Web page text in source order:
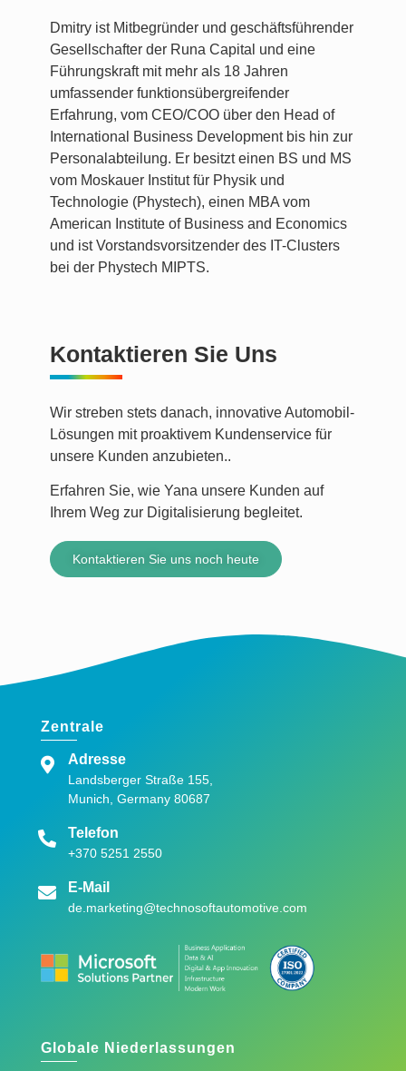
Dmitry ist Mitbegründer und geschäftsführender
Gesellschafter der Runa Capital und eine
Führungskraft mit mehr als 18 Jahren
umfassender funktionsübergreifender
Erfahrung, vom CEO/COO über den Head of
International Business Development bis hin zur
Personalabteilung. Er besitzt einen BS und MS
vom Moskauer Institut für Physik und
Technologie (Phystech), einen MBA vom
American Institute of Business and Economics
und ist Vorstandsvorsitzender des IT-Clusters
bei der Phystech MIPTS.
Kontaktieren Sie Uns
Wir streben stets danach, innovative Automobil-
Lösungen mit proaktivem Kundenservice für
unsere Kunden anzubieten..
Erfahren Sie, wie Yana unsere Kunden auf
Ihrem Weg zur Digitalisierung begleitet.
Kontaktieren Sie uns noch heute
Zentrale
Adresse
Landsberger Straße 155,
Munich, Germany 80687
Telefon
+370 5251 2550
E-Mail
de.marketing@technosoftautomotive.com
Globale Niederlassungen